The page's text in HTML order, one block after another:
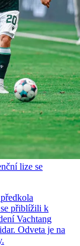
lize se
přiblížili k
Vachtang
Odveta je na